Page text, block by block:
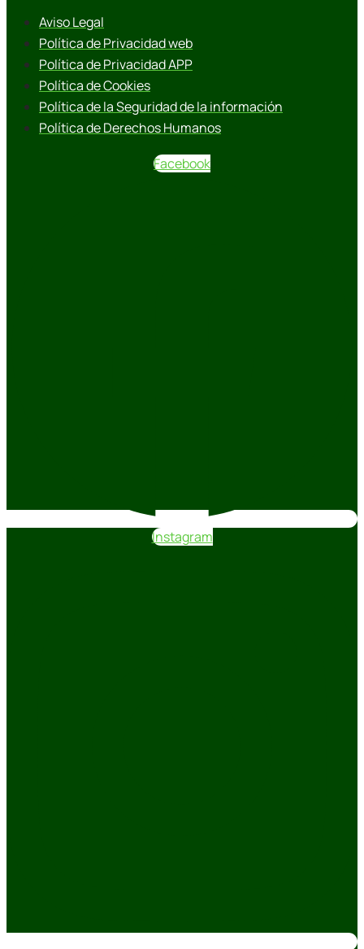
Aviso Legal
Política de Privacidad web
Política de Privacidad APP
Política de Cookies
Política de la Seguridad de la información
Política de Derechos Humanos
Facebook
Instagram